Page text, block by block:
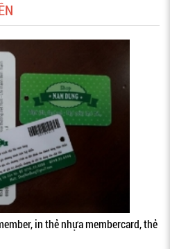
in thẻ nhựa membercard, thẻ